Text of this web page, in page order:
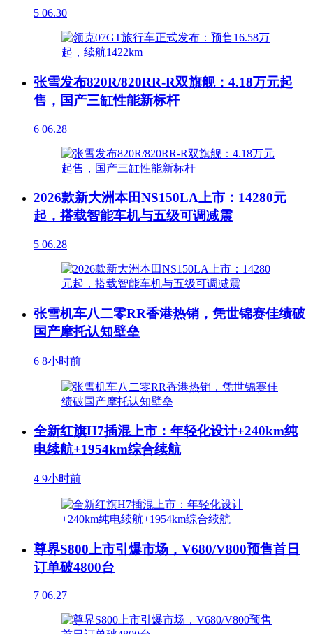
5 06.30
张雪发布820R/820RR-R双旗舰：4.18万元起
售，国产三缸性能新标杆
6 06.28
2026款新大洲本田NS150LA上市：14280元
起，搭载智能车机与五级可调减震
5 06.28
张雪机车八二零RR香港热销，凭世锦赛佳绩破
国产摩托认知壁垒
6 8小时前
全新红旗H7插混上市：年轻化设计+240km纯
电续航+1954km综合续航
4 9小时前
尊界S800上市引爆市场，V680/V800预售首日
订单破4800台
7 06.27